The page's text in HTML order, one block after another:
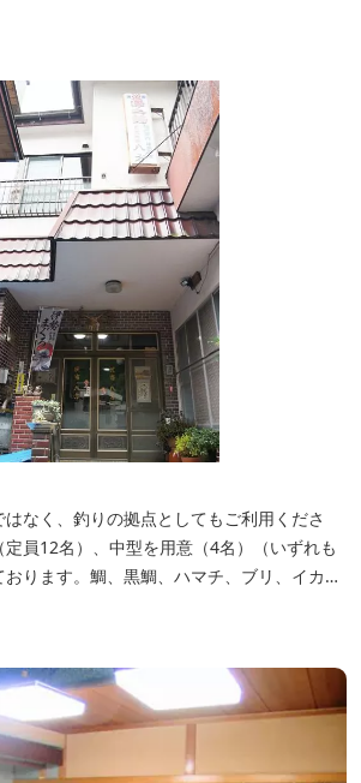
なく、釣りの拠点としてもご利用くださ
員12名）、中型を用意（4名）（いずれも
ります。鯛、黒鯛、ハマチ、ブリ、イカ
わせた漁場にご案内いたします。当店か